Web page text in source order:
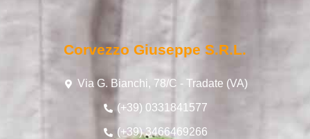
Corvezzo Giuseppe S.r.l.
Via G. Bianchi, 78/C - Tradate (VA)
(+39) 0331841577
(+39) 3466469266